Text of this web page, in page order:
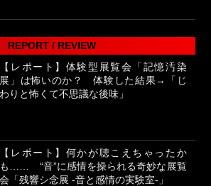
REPORT / REVIEW
【レポート】体験型展覧会「記憶汚染
展」は怖いのか？ 体験した結果→「じ
わりと怖くて不思議な後味」
【レポート】何かが聴こえちゃったか
も…… “音”に感情を操られる奇妙な展覧
会「残響シ念展 -⾳と感情の実験室-」